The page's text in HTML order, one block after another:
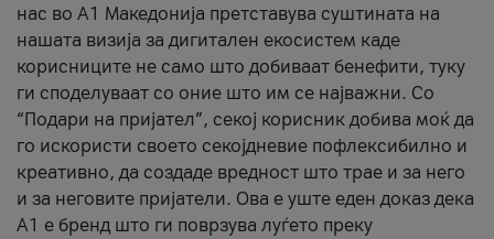
нас во А1 Македонија претставува суштината на
нашата визија за дигитален екосистем каде
корисниците не само што добиваат бенефити, туку
ги споделуваат со оние што им се најважни. Со
“Подари на пријател”, секој корисник добива моќ да
го искористи своето секојдневие пофлексибилно и
креативно, да создаде вредност што трае и за него
и за неговите пријатели. Ова е уште еден доказ дека
А1 е бренд што ги поврзува луѓето преку